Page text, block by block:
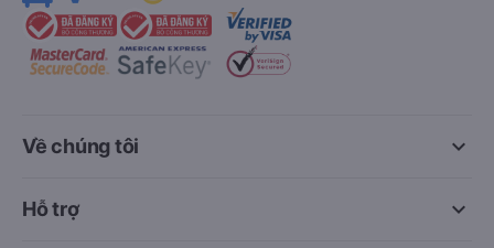
keyboard_arrow_down
Về chúng tôi
keyboard_arrow_down
Hỗ trợ